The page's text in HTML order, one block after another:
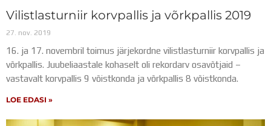
Vilistlasturniir korvpallis ja võrkpallis 2019
27. nov. 2019
16. ja 17. novembril toimus järjekordne vilistlasturniir korvpallis ja
võrkpallis. Juubeliaastale kohaselt oli rekordarv osavõtjaid –
vastavalt korvpallis 9 võistkonda ja võrkpallis 8 võistkonda.
LOE EDASI »